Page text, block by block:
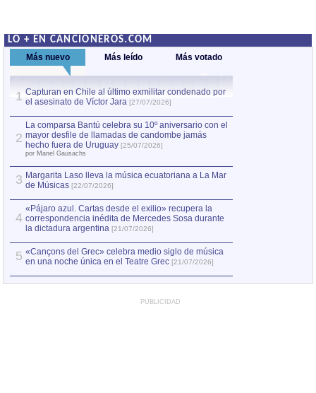
LO + EN CANCIONEROS.COM
Más nuevo Más leído Más votado
1 Capturan en Chile al último exmilitar condenado por
el asesinato de Víctor Jara [27/07/2026]
2
La comparsa Bantú celebra su 10º aniversario con el
mayor desfile de llamadas de candombe jamás
hecho fuera de Uruguay [25/07/2026]
por Manel Gausachs
3 Margarita Laso lleva la música ecuatoriana a La Mar
de Músicas [22/07/2026]
4
«Pájaro azul. Cartas desde el exilio» recupera la
correspondencia inédita de Mercedes Sosa durante
la dictadura argentina [21/07/2026]
5 «Cançons del Grec» celebra medio siglo de música
en una noche única en el Teatre Grec [21/07/2026]
PUBLICIDAD